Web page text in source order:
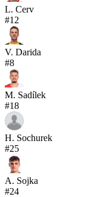
L. Cerv
#12
V. Darida
#8
M. Sadílek
#18
H. Sochurek
#25
A. Sojka
#24